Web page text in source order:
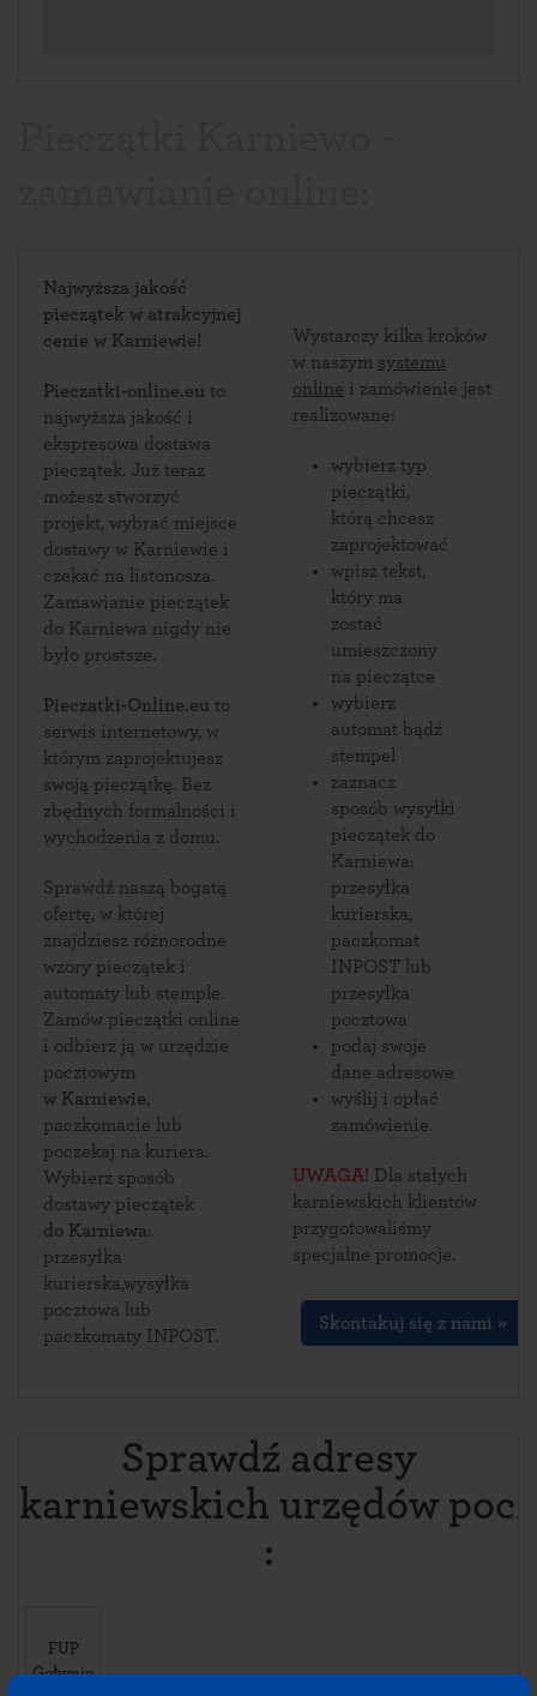
Najwyższa jakość
pieczątek w atrakcyjnej
cenie w Karniewie!
Pieczatki-online.eu to
najwyższa jakość i
ekspresowa dostawa
pieczątek. Już teraz
możesz stworzyć
projekt, wybrać miejsce
dostawy w Karniewie i
czekać na listonosza.
Zamawianie pieczątek
do Karniewa nigdy nie
było prostsze.
Pieczatki-Online.eu
serwis internetowy, w
którym zaprojektujesz
swoją pieczątkę. Bez
zbędnych formalności i
wychodzenia z domu.
Sprawdź naszą bogatą
ofertę, w której
znajdziesz różnorodne
wzory pieczątek i
automaty lub stemple.
Zamów pieczątki online
i odbierz ją w urzędzie
pocztowym
w Karniewie,
paczkomacie lub
poczekaj na kuriera.
Wybierz sposób
dostawy pieczątek
do Karniewa:
przesyłka
kurierska,wysyłka
pocztowa lub
paczkomaty INPOST.
Wystarczy kilka kroków
w naszym systemu
online i zamówienie jest
realizowane:
wybierz typ
pieczątki,
którą chcesz
zaprojektować
wpisz tekst,
który ma
zostać
umieszczony
na pieczątce
wybierz
automat bądź
stempel
zaznacz
sposób wysyłki
pieczątek do
Karniewa:
przesyłka
kurierska,
paczkomat
INPOST lub
przesyłka
pocztowa
podaj swoje
dane adresowe
wyślij i opłać
zamówienie.
UWAGA! Dla stałych
karniewskich klientów
przygotowaliśmy
specjalne promocje.
Skontakuj się z nami »
Sprawdź adresy
karniewskich urzędów
:
FUP
Gołymin